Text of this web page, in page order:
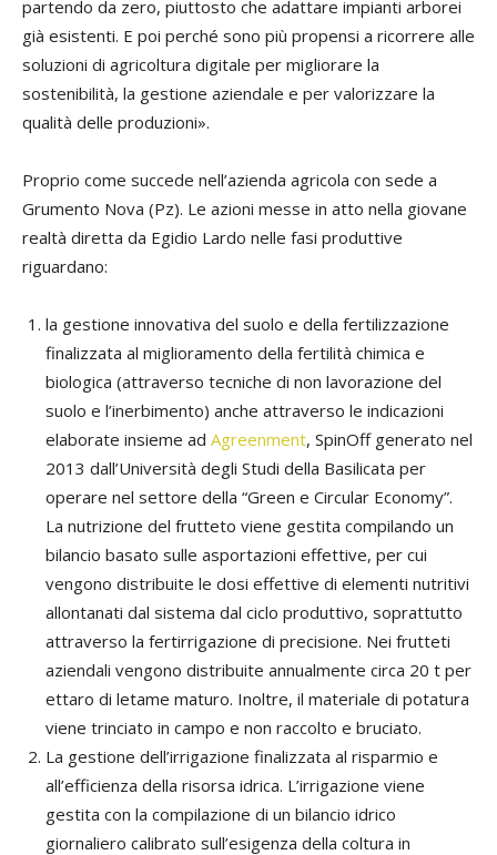
partendo da zero, piuttosto che adattare impianti arborei
già esistenti. E poi perché sono più propensi a ricorrere alle
soluzioni di agricoltura digitale per migliorare la
sostenibilità, la gestione aziendale e per valorizzare la
qualità delle produzioni».
Proprio come succede nell’azienda agricola con sede a
Grumento Nova (Pz). Le azioni messe in atto nella giovane
realtà diretta da Egidio Lardo nelle fasi produttive
riguardano:
la gestione innovativa del suolo e della fertilizzazione
finalizzata al miglioramento della fertilità chimica e
biologica (attraverso tecniche di non lavorazione del
suolo e l’inerbimento) anche attraverso le indicazioni
elaborate insieme ad Agreenment, SpinOff generato nel
2013 dall’Università degli Studi della Basilicata per
operare nel settore della “Green e Circular Economy”.
La nutrizione del frutteto viene gestita compilando un
bilancio basato sulle asportazioni effettive, per cui
vengono distribuite le dosi effettive di elementi nutritivi
allontanati dal sistema dal ciclo produttivo, soprattutto
attraverso la fertirrigazione di precisione. Nei frutteti
aziendali vengono distribuite annualmente circa 20 t per
ettaro di letame maturo. Inoltre, il materiale di potatura
viene trinciato in campo e non raccolto e bruciato.
La gestione dell’irrigazione finalizzata al risparmio e
all’efficienza della risorsa idrica. L’irrigazione viene
gestita con la compilazione di un bilancio idrico
giornaliero calibrato sull’esigenza della coltura in